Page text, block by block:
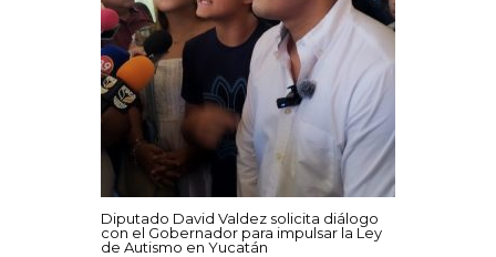
Diputado David Valdez solicita diálogo
con el Gobernador para impulsar la Ley
de Autismo en Yucatán